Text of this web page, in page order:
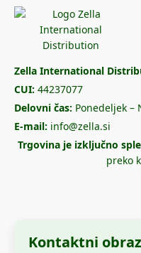
Zella International
CUI: 44237077
Delovni čas: Ponedeljek –
E-mail: info@zella.si
Trgovina je izključno
preko
Kontaktni